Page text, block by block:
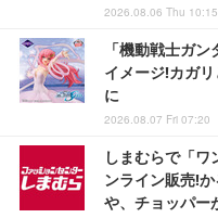
2026.08.06 Thu 10:15
「機動戦士ガ
イメージ!カガ
に
2026.08.07 Fri 07:20
しまむらで「
ンライン販売!
や、チョッパー